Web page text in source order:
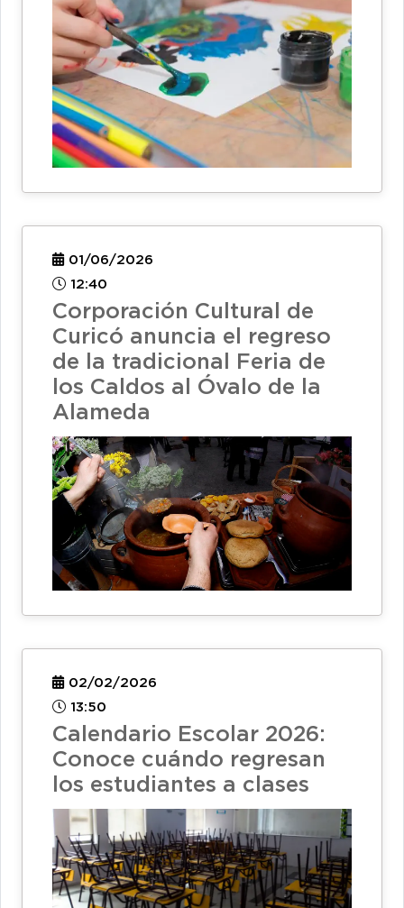
01/06/2026
12:40
Corporación Cultural de
Curicó anuncia el regreso
de la tradicional Feria de
los Caldos al Óvalo de la
Alameda
02/02/2026
13:50
Calendario Escolar 2026:
Conoce cuándo regresan
los estudiantes a clases